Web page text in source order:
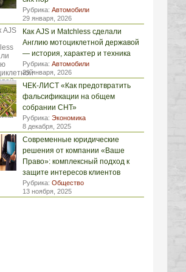
Рубрика: Автомобили
29 января, 2026
Как AJS и Matchless сделали
Англию мотоциклетной державой
— история, характер и техника
Рубрика: Автомобили
29 января, 2026
ЧЕК-ЛИСТ «Как предотвратить
фальсификации на общем
собрании СНТ»
Рубрика: Экономика
8 декабря, 2025
Современные юридические
решения от компании «Ваше
Право»: комплексный подход к
защите интересов клиентов
Рубрика: Общество
13 ноября, 2025